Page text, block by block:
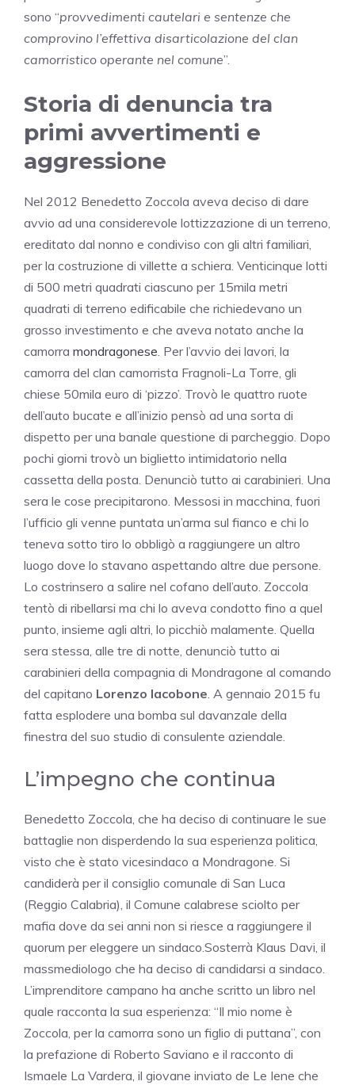
sono “provvedimenti cautelari e sentenze che
comprovino l’effettiva disarticolazione del clan
camorristico operante nel comune”.
Storia di denuncia tra
primi avvertimenti e
aggressione
Nel 2012 Benedetto Zoccola aveva deciso di dare
avvio ad una considerevole lottizzazione di un terreno,
ereditato dal nonno e condiviso con gli altri familiari,
per la costruzione di villette a schiera. Venticinque lotti
di 500 metri quadrati ciascuno per 15mila metri
quadrati di terreno edificabile che richiedevano un
grosso investimento e che aveva notato anche la
camorra mondragonese. Per l’avvio dei lavori, la
camorra del clan camorrista Fragnoli-La Torre, gli
chiese 50mila euro di ‘pizzo’. Trovò le quattro ruote
dell’auto bucate e all’inizio pensò ad una sorta di
dispetto per una banale questione di parcheggio. Dopo
pochi giorni trovò un biglietto intimidatorio nella
cassetta della posta. Denunciò tutto ai carabinieri. Una
sera le cose precipitarono. Messosi in macchina, fuori
l’ufficio gli venne puntata un’arma sul fianco e chi lo
teneva sotto tiro lo obbligò a raggiungere un altro
luogo dove lo stavano aspettando altre due persone.
Lo costrinsero a salire nel cofano dell’auto. Zoccola
tentò di ribellarsi ma chi lo aveva condotto fino a quel
punto, insieme agli altri, lo picchiò malamente. Quella
sera stessa, alle tre di notte, denunciò tutto ai
carabinieri della compagnia di Mondragone al comando
del capitano Lorenzo Iacobone. A gennaio 2015 fu
fatta esplodere una bomba sul davanzale della
finestra del suo studio di consulente aziendale.
L’impegno che continua
Benedetto Zoccola, che ha deciso di continuare le sue
battaglie non disperdendo la sua esperienza politica,
visto che è stato vicesindaco a Mondragone. Si
candiderà per il consiglio comunale di San Luca
(Reggio Calabria), il Comune calabrese sciolto per
mafia dove da sei anni non si riesce a raggiungere il
quorum per eleggere un sindaco.Sosterrà Klaus Davi, il
massmediologo che ha deciso di candidarsi a sindaco.
L’imprenditore campano ha anche scritto un libro nel
quale racconta la sua esperienza: “Il mio nome è
Zoccola, per la camorra sono un figlio di puttana”, con
la prefazione di Roberto Saviano e il racconto di
Ismaele La Vardera, il giovane inviato de Le Iene che